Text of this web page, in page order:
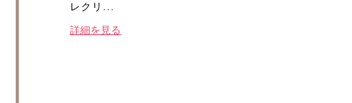
レクリ...
詳細を見る